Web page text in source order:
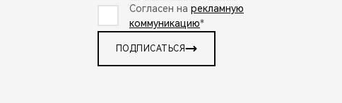
Согласен на рекламную
коммуникацию*
ПОДПИСАТЬСЯ